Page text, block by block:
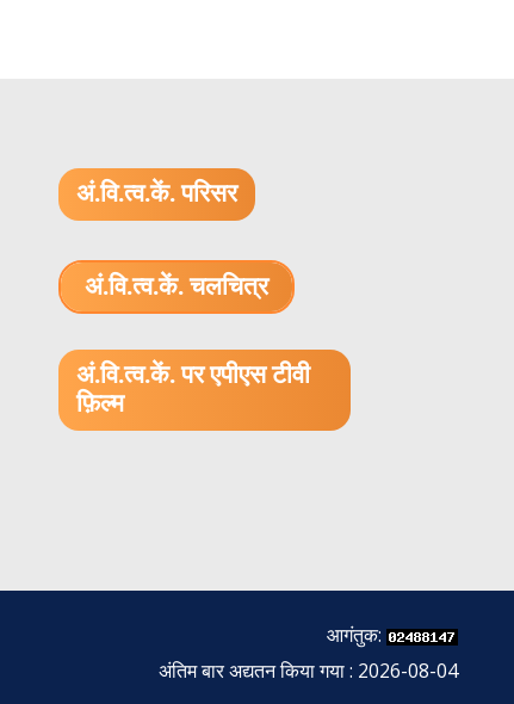
अं.वि.त्व.कें. परिसर
अं.वि.त्व.कें. चलचित्र
अं.वि.त्व.कें. पर एपीएस टीवी
फ़िल्म
आगंतुक:
अंतिम बार अद्यतन किया गया : 2026-08-04